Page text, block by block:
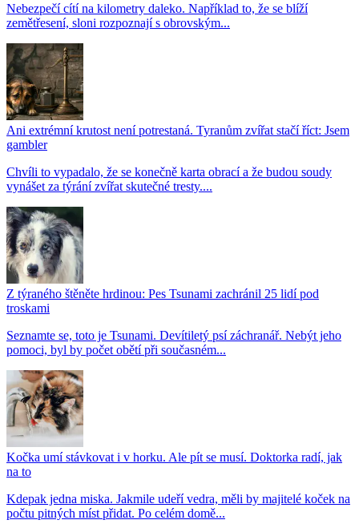
Nebezpečí cítí na kilometry daleko. Například to, že se blíží
zemětřesení, sloni rozpoznají s obrovským...
Ani extrémní krutost není potrestaná. Tyranům zvířat stačí říct: Jsem
gambler
Chvíli to vypadalo, že se konečně karta obrací a že budou soudy
vynášet za týrání zvířat skutečné tresty....
Z týraného štěněte hrdinou: Pes Tsunami zachránil 25 lidí pod
troskami
Seznamte se, toto je Tsunami. Devítiletý psí záchranář. Nebýt jeho
pomoci, byl by počet obětí při současném...
Kočka umí stávkovat i v horku. Ale pít se musí. Doktorka radí, jak
na to
Kdepak jedna miska. Jakmile udeří vedra, měli by majitelé koček na
počtu pitných míst přidat. Po celém domě...